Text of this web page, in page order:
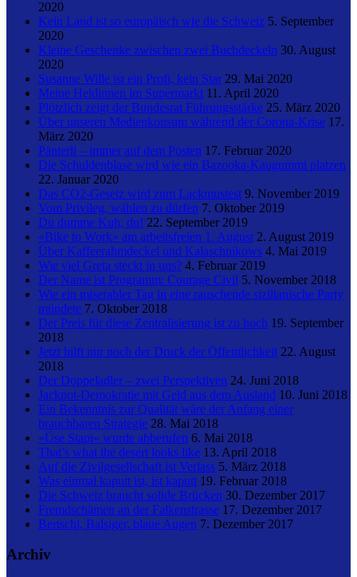
2020
Kein Land ist so europäisch wie die Schweiz 5. September
2020
Kleine Geschenke zwischen zwei Buchdeckeln 30. August
2020
Susanne Wille ist ein Profi, kein Star 29. Mai 2020
Meine Heldinnen im Supermarkt 11. April 2020
Plötzlich zeigt der Bundesrat Führungsstärke 25. März 2020
Über unseren Medienkonsum während der Corona-Krise 17.
März 2020
Pänterli – immer auf dem Posten 17. Februar 2020
Die Schuldenblase wird wie ein Bazooka-Kaugummi platzen
22. Januar 2020
Das CO2-Gesetz wird zum Lackmustest 9. November 2019
Vom Privileg, wählen zu dürfen 7. Oktober 2019
Du dumme Kuh, du! 22. September 2019
«Bike to Work» am arbeitsfreien 1. August 2. August 2019
Über Kaffeerahmdeckel und Kalaschnikows 4. Mai 2019
Wie viel Greta steckt in uns? 4. Februar 2019
Der Name ist Programm: Courage Civil 5. November 2018
Wie ein miserabler Tag in eine rauschende sizilianische Party
mündete 7. Oktober 2018
Der Preis für diese Zentralisierung ist zu hoch 19. September
2018
Jetzt hilft nur noch der Druck der Öffentlichkeit 22. August
2018
Der Doppeladler – zwei Perspektiven 24. Juni 2018
Jackpot-Demokratie mit Geld aus dem Ausland 10. Juni 2018
Ein Bekenntnis zur Qualität wäre der Anfang einer
brauchbaren Strategie 28. Mai 2018
«Üse Stapi» wurde abberufen 6. Mai 2018
That’s what the desert looks like 13. April 2018
Auf die Zivilgesellschaft ist Verlass 5. März 2018
Was einmal kaputt ist, ist kaputt 19. Februar 2018
Die Schweiz braucht solide Brücken 30. Dezember 2017
Fremdschämen an der Falkenstrasse 17. Dezember 2017
Bertschi, Balsiger, blaue Augen 7. Dezember 2017
Archiv